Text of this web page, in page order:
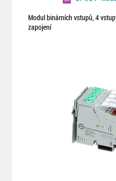
Modul binárních vstupů, 4
zapojení